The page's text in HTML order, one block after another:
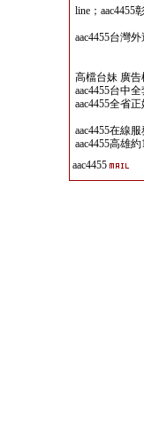
line；aac4455
aac4455台灣
高檔台妹 廣
aac4455台中
aac4455全省
aac4455在線
aac4455高雄
aac4455